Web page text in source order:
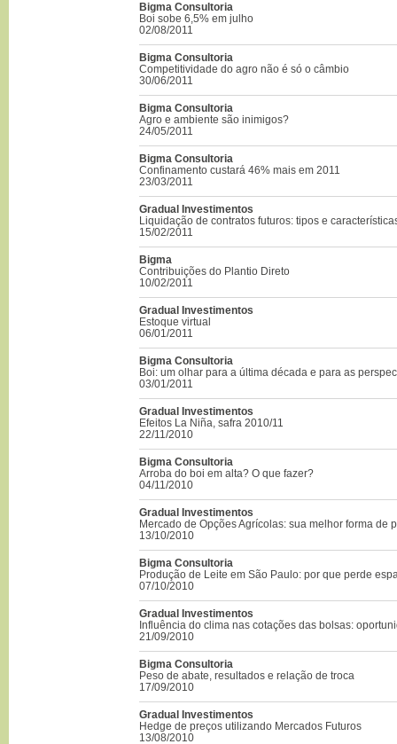
Bigma Consultoria
Boi sobe 6,5% em julho
02/08/2011
Bigma Consultoria
Competitividade do agro não é só o câmbio
30/06/2011
Bigma Consultoria
Agro e ambiente são inimigos?
24/05/2011
Bigma Consultoria
Confinamento custará 46% mais em 2011
23/03/2011
Gradual Investimentos
Liquidação de contratos futuros: tipos e
15/02/2011
Bigma
Contribuições do Plantio Direto
10/02/2011
Gradual Investimentos
Estoque virtual
06/01/2011
Bigma Consultoria
Boi: um olhar para a última década e para as
03/01/2011
Gradual Investimentos
Efeitos La Niña, safra 2010/11
22/11/2010
Bigma Consultoria
Arroba do boi em alta? O que fazer?
04/11/2010
Gradual Investimentos
Mercado de Opções Agrícolas: sua melhor forma de
13/10/2010
Bigma Consultoria
Produção de Leite em São Paulo: por que perde
07/10/2010
Gradual Investimentos
Influência do clima nas cotações das bolsas:
21/09/2010
Bigma Consultoria
Peso de abate, resultados e relação de troca
17/09/2010
Gradual Investimentos
Hedge de preços utilizando Mercados Futuros
13/08/2010